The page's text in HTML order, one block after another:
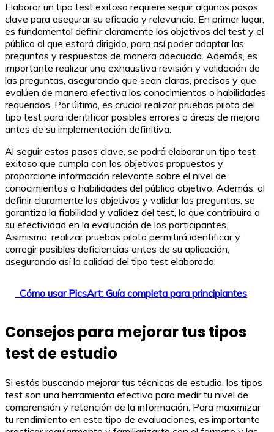
Elaborar un tipo test exitoso requiere seguir algunos pasos
clave para asegurar su eficacia y relevancia. En primer lugar,
es fundamental definir claramente los objetivos del test y el
público al que estará dirigido, para así poder adaptar las
preguntas y respuestas de manera adecuada. Además, es
importante realizar una exhaustiva revisión y validación de
las preguntas, asegurando que sean claras, precisas y que
evalúen de manera efectiva los conocimientos o habilidades
requeridos. Por último, es crucial realizar pruebas piloto del
tipo test para identificar posibles errores o áreas de mejora
antes de su implementación definitiva.
Al seguir estos pasos clave, se podrá elaborar un tipo test
exitoso que cumpla con los objetivos propuestos y
proporcione información relevante sobre el nivel de
conocimientos o habilidades del público objetivo. Además, al
definir claramente los objetivos y validar las preguntas, se
garantiza la fiabilidad y validez del test, lo que contribuirá a
su efectividad en la evaluación de los participantes.
Asimismo, realizar pruebas piloto permitirá identificar y
corregir posibles deficiencias antes de su aplicación,
asegurando así la calidad del tipo test elaborado.
Cómo usar PicsArt: Guía completa para principiantes
Consejos para mejorar tus tipos
test de estudio
Si estás buscando mejorar tus técnicas de estudio, los tipos
test son una herramienta efectiva para medir tu nivel de
comprensión y retención de la información. Para maximizar
tu rendimiento en este tipo de evaluaciones, es importante